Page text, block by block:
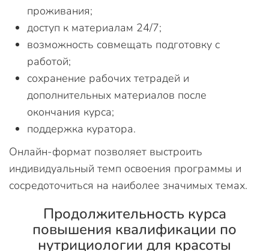
проживания;
доступ к материалам 24/7;
возможность совмещать подготовку с
работой;
сохранение рабочих тетрадей и
дополнительных материалов после
окончания курса;
поддержка куратора.
Онлайн-формат позволяет выстроить
индивидуальный темп освоения программы и
сосредоточиться на наиболее значимых темах.
Продолжительность курса
повышения квалификации по
нутрициологии для красоты